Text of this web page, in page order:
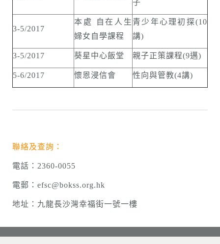
子
3-5/2017
本處 自在人生
婦女自學課程
青少年心理初探(10
講)
3-5/2017 葵星中心飯堂 親子正策課程(9邁)
5-6/2017 懷恩浸信會 性向與管教(4講)
聯絡及查詢：
電話：2360-0055
電郵：efsc@bokss.org.hk
地址：九龍長沙灣幸福街一號一樓